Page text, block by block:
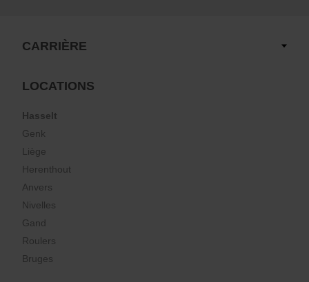
CARRIÈRE
LOCATIONS
Hasselt
Genk
Liège
Herenthout
Anvers
Nivelles
Gand
Roulers
Bruges